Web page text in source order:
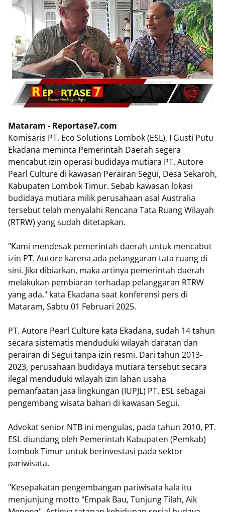
Mataram - Reportase7.com
Komisaris PT. Eco Solutions Lombok (ESL), I Gusti Putu
Ekadana meminta Pemerintah Daerah segera
mencabut izin operasi budidaya mutiara PT. Autore
Pearl Culture di kawasan Perairan Segui, Desa Sekaroh,
Kabupaten Lombok Timur. Sebab kawasan lokasi
budidaya mutiara milik perusahaan asal Australia
tersebut telah menyalahi Rencana Tata Ruang Wilayah
(RTRW) yang sudah ditetapkan.
"Kami mendesak pemerintah daerah untuk mencabut
izin PT. Autore karena ada pelanggaran tata ruang di
sini. Jika dibiarkan, maka artinya pemerintah daerah
melakukan pembiaran terhadap pelanggaran RTRW
yang ada," kata Ekadana saat konferensi pers di
Mataram, Sabtu 01 Februari 2025.
PT. Autore Pearl Culture kata Ekadana, sudah 14 tahun
secara sistematis menduduki wilayah daratan dan
perairan di Segui tanpa izin resmi. Dari tahun 2013-
2023, perusahaan budidaya mutiara tersebut secara
ilegal menduduki wilayah izin lahan usaha
pemanfaatan jasa lingkungan (IUPJL) PT. ESL sebagai
pengembang wisata bahari di kawasan Segui.
Advokat senior NTB ini mengulas, pada tahun 2010, PT.
ESL diundang oleh Pemerintah Kabupaten (Pemkab)
Lombok Timur untuk berinvestasi pada sektor
pariwisata.
"Kesepakatan pengembangan pariwisata kala itu
menjunjung motto "Empak Bau, Tunjung Tilah, Aik